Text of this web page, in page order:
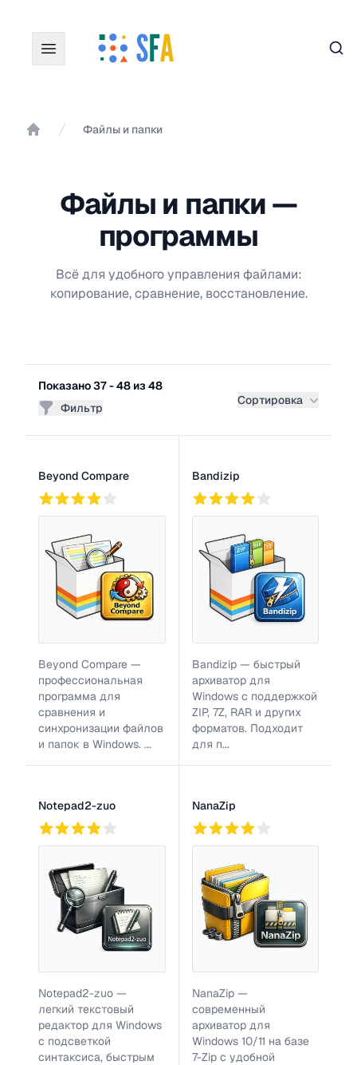
Файлы и папки
Файлы и папки —
программы
Всё для удобного управления файлами:
копирование, сравнение, восстановление.
Показано 37 - 48 из 48
Фильтр
Сортировка
Beyond Compare
Beyond Compare —
профессиональная
программа для
сравнения и
синхронизации файлов
и папок в Windows. ...
Bandizip
Bandizip — быстрый
архиватор для
Windows с поддержкой
ZIP, 7Z, RAR и других
форматов. Подходит
для п...
Notepad2-zuo
Notepad2-zuo —
легкий текстовый
редактор для Windows
с подсветкой
синтаксиса, быстрым
NanaZip
NanaZip —
современный
архиватор для
Windows 10/11 на базе
7-Zip с удобной